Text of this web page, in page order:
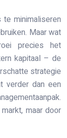
te minimaliseren
Maar wat
precies het
kapitaal – de
strategie
verder dan een
maar door